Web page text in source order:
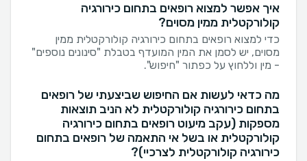
איך אפשר למצוא רופאים בתחום כירורגיה
קולורקטלית ממין מסוים?
כדי למצוא רופאים בתחום כירורגיה קולורקטלית ממין
מסוים, יש לסמן את המין המועדף בטבלת "סינונים נוספים"
- מין וללחוץ על כפתור "חיפוש".
מה כדאי לעשות אם החיפוש שביצעתי של רופאים
בתחום כירורגיה קולורקטלית לא הניב תוצאות
מספקות (עקב מיעוט רופאים בתחום כירורגיה
קולורקטלית או בשל אי התאמה של רופאים בתחום
כירורגיה קולורקטלית לצרכיי)?